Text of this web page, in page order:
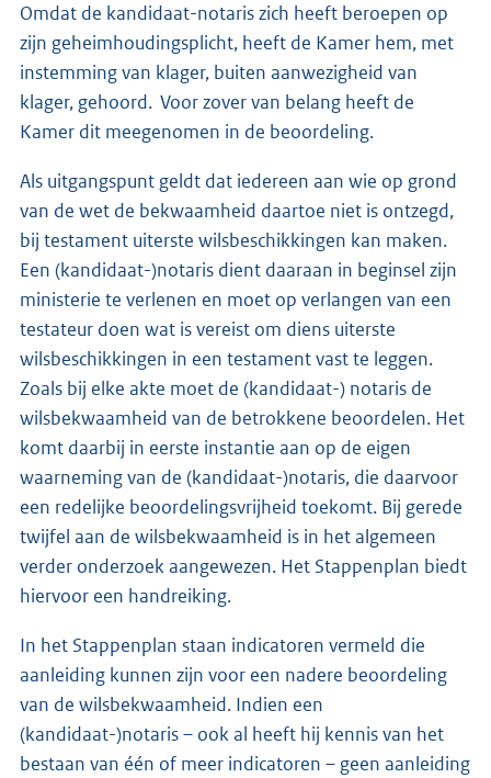
Omdat de kandidaat-notaris zich heeft beroepen op
zijn geheimhoudingsplicht, heeft de Kamer hem, met
instemming van klager, buiten aanwezigheid van
klager, gehoord. Voor zover van belang heeft de
Kamer dit meegenomen in de beoordeling.
Als uitgangspunt geldt dat iedereen aan wie op grond
van de wet de bekwaamheid daartoe niet is ontzegd,
bij testament uiterste wilsbeschikkingen kan maken.
Een (kandidaat-)notaris dient daaraan in beginsel zijn
ministerie te verlenen en moet op verlangen van een
testateur doen wat is vereist om diens uiterste
wilsbeschikkingen in een testament vast te leggen.
Zoals bij elke akte moet de (kandidaat-) notaris de
wilsbekwaamheid van de betrokkene beoordelen. Het
komt daarbij in eerste instantie aan op de eigen
waarneming van de (kandidaat-)notaris, die daarvoor
een redelijke beoordelingsvrijheid toekomt. Bij gerede
twijfel aan de wilsbekwaamheid is in het algemeen
verder onderzoek aangewezen. Het Stappenplan biedt
hiervoor een handreiking.
In het Stappenplan staan indicatoren vermeld die
aanleiding kunnen zijn voor een nadere beoordeling
van de wilsbekwaamheid. Indien een
(kandidaat-)notaris – ook al heeft hij kennis van het
bestaan van één of meer indicatoren – geen aanleiding